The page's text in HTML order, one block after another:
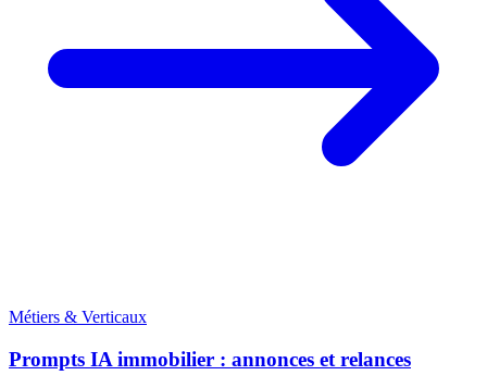
Métiers & Verticaux
Prompts IA immobilier : annonces et relances